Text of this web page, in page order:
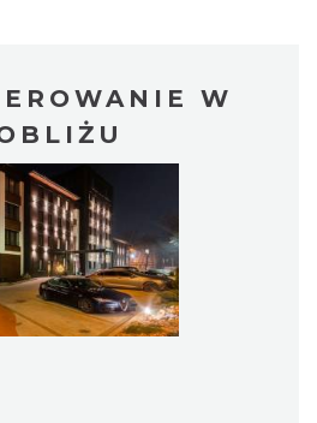
W